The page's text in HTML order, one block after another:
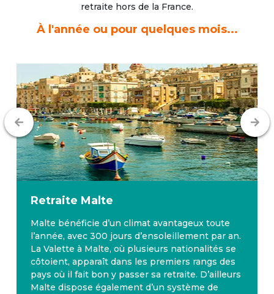
retraite hors de la France.
À l'année ou pour quelques mois...
Retraite Malte
Malte bénéficie d’un climat avantageux toute
l’année, avec 300 jours d’ensoleillement par an.
La Valette à Malte, où plusieurs nationalités se
côtoient, apparaît dans les premiers rangs des
pays où il fait bon y passer sa retraite. D’ailleurs
Malte dispose également d’un système de